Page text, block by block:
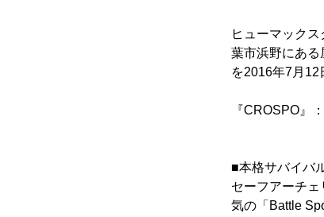
ヒューマック
葉市浜野にあ
を2016年7月12
『CROSPO』：
■本格サバイバ
セーフアーチ
気の「Battle